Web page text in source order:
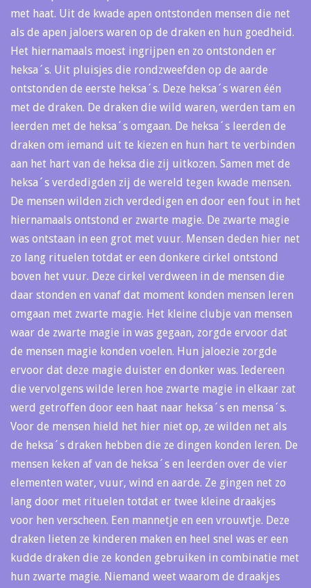
met haat. Uit de kwade apen ontstonden mensen die net
als de apen jaloers waren op de draken en hun goedheid.
Het hiernamaals moest ingrijpen en zo ontstonden er
heksa´s. Uit pluisjes die rondzweefden op de aarde
ontstonden de eerste heksa´s. Deze heksa´s waren één
met de draken. De draken die wild waren, werden tam en
leerden met de heksa´s omgaan. De heksa´s leerden de
draken om iemand uit te kiezen en hun hart te verbinden
aan het hart van de heksa die zij uitkozen. Samen met de
heksa´s verdedigden zij de wereld tegen kwade mensen.
De mensen wilden zich verdedigen en door een fout in het
hiernamaals ontstond er zwarte magie. De zwarte magie
was ontstaan in een grot met vuur. Mensen deden hier net
zo lang rituelen totdat er een donkere cirkel ontstond
boven het vuur. Deze cirkel verdween in de mensen die
daar stonden en vanaf dat moment konden mensen leren
omgaan met zwarte magie. Het kleine clubje van mensen
waar de zwarte magie in was gegaan, zorgde ervoor dat
de mensen magie konden voelen. Hun jaloezie zorgde
ervoor dat deze magie duister en donker was. Iedereen
die vervolgens wilde leren hoe zwarte magie in elkaar zat
werd getroffen door een haat naar heksa´s en mensa´s.
Voor de mensen hield het hier niet op, ze wilden net als
de heksa´s draken hebben die ze dingen konden leren. De
mensen keken af van de heksa´s en leerden over de vier
elementen water, vuur, wind en aarde. Ze gingen net zo
lang door met rituelen totdat er twee kleine draakjes
voor hen verscheen. Een mannetje en een vrouwtje. Deze
draken lieten ze kinderen maken en heel snel was er een
kudde draken die ze konden gebruiken in combinatie met
hun zwarte magie. Niemand weet waarom de draakjes